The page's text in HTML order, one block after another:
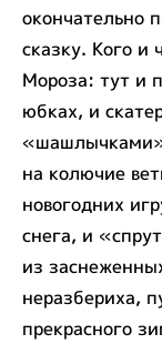
окончательно
сказку. Кого и
Мороза: тут и
юбках, и
на колючие
новогодних
снега, и
из
неразбериха,
прекрасного